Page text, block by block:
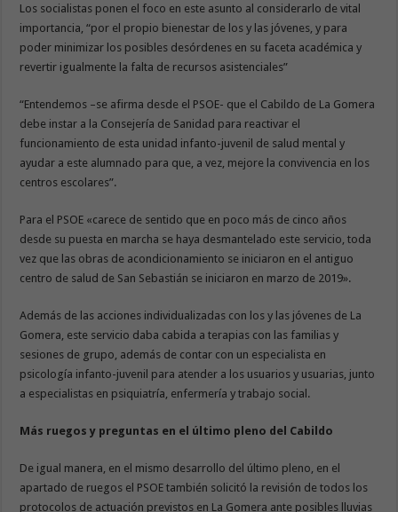
Los socialistas ponen el foco en este asunto al considerarlo de vital
importancia, “por el propio bienestar de los y las jóvenes, y para
poder minimizar los posibles desórdenes en su faceta académica y
revertir igualmente la falta de recursos asistenciales”
“Entendemos –se afirma desde el PSOE- que el Cabildo de La Gomera
debe instar a la Consejería de Sanidad para reactivar el
funcionamiento de esta unidad infanto-juvenil de salud mental y
ayudar a este alumnado para que, a vez, mejore la convivencia en los
centros escolares”.
Para el PSOE «carece de sentido que en poco más de cinco años
desde su puesta en marcha se haya desmantelado este servicio, toda
vez que las obras de acondicionamiento se iniciaron en el antiguo
centro de salud de San Sebastián se iniciaron en marzo de 2019».
Además de las acciones individualizadas con los y las jóvenes de La
Gomera, este servicio daba cabida a terapias con las familias y
sesiones de grupo, además de contar con un especialista en
psicología infanto-juvenil para atender a los usuarios y usuarias, junto
a especialistas en psiquiatría, enfermería y trabajo social.
Más ruegos y preguntas en el último pleno del Cabildo
De igual manera, en el mismo desarrollo del último pleno, en el
apartado de ruegos el PSOE también solicitó la revisión de todos los
protocolos de actuación previstos en La Gomera ante posibles lluvias